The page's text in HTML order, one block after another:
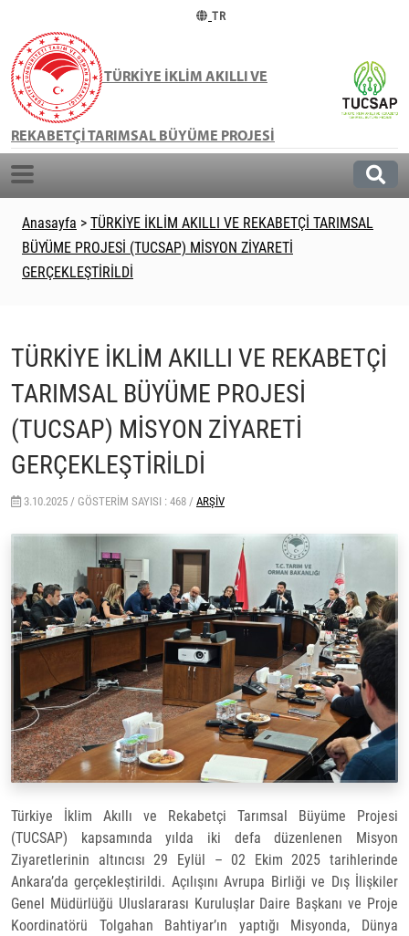
TR
TÜRKİYE İKLİM AKILLI VE
REKABETÇİ TARIMSAL BÜYÜME PROJESİ
Anasayfa > TÜRKİYE İKLİM AKILLI VE REKABETÇİ TARIMSAL
BÜYÜME PROJESİ (TUCSAP) MİSYON ZİYARETİ
GERÇEKLEŞTİRİLDİ
TÜRKİYE İKLİM AKILLI VE REKABETÇİ
TARIMSAL BÜYÜME PROJESİ
(TUCSAP) MİSYON ZİYARETİ
GERÇEKLEŞTİRİLDİ
3.10.2025 / GÖSTERIM SAYISI : 468 / ARŞIV
Türkiye İklim Akıllı ve Rekabetçi Tarımsal Büyüme Projesi
(TUCSAP) kapsamında yılda iki defa düzenlenen Misyon
Ziyaretlerinin altıncısı 29 Eylül – 02 Ekim 2025 tarihlerinde
Ankara’da gerçekleştirildi. Açılışını Avrupa Birliği ve Dış İlişkiler
Genel Müdürlüğü Uluslararası Kuruluşlar Daire Başkanı ve Proje
Koordinatörü Tolgahan Bahtiyar’ın yaptığı Misyonda, Dünya